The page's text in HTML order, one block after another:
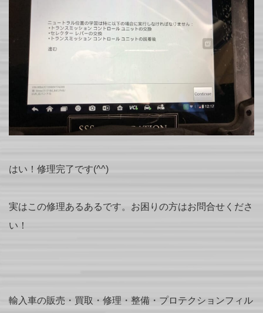
はい！修理完了です(^^)
実はこの修理あるあるです。お困りの方はお問合せくださ
い！
輸入車の販売・買取・修理・整備・プロテクションフィル